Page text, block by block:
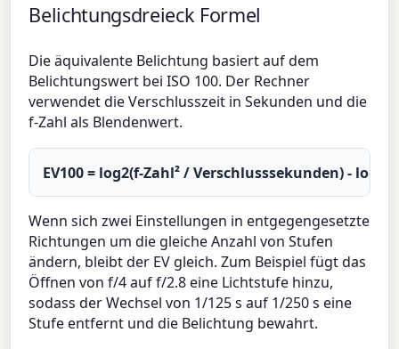
Belichtungsdreieck Formel
Die äquivalente Belichtung basiert auf dem
Belichtungswert bei ISO 100. Der Rechner
verwendet die Verschlusszeit in Sekunden und die
f-Zahl als Blendenwert.
EV100 = log2(f-Zahl² / Verschlusssekunden) -
Wenn sich zwei Einstellungen in entgegengesetzte
Richtungen um die gleiche Anzahl von Stufen
ändern, bleibt der EV gleich. Zum Beispiel fügt das
Öffnen von f/4 auf f/2.8 eine Lichtstufe hinzu,
sodass der Wechsel von 1/125 s auf 1/250 s eine
Stufe entfernt und die Belichtung bewahrt.